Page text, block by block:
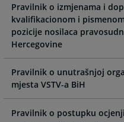
forward
to
interact
with
the
calendar
and
select
a
to
the
a
Pravilnik o izmjenama i
kvalifikacionom i
pozicije nosilaca
Hercegovine
Pravilnik o unutrašnjoj
mjesta VSTV-a BiH
Pravilnik o postupku